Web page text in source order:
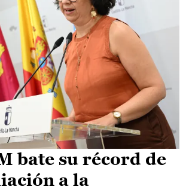
bate su récord de
a la